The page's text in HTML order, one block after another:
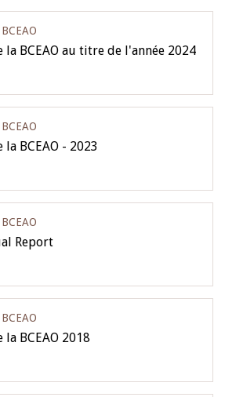
la BCEAO au titre de l'année 2024
BCEAO - 2023
Report
BCEAO 2018